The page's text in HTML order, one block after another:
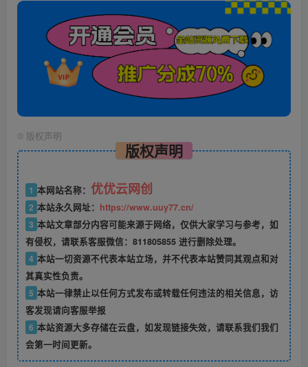
© 版权声明
版权声明
1 本网站名称： 优优云网创
2 本站永久网址： https://www.uuy77.cn/
3 本站文章部分内容可能来源于网络，仅供大家学习与参考，如
有侵权，请联系客服微信：811805855 进行删除处理。
4 本站一切资源不代表本站立场，并不代表本站赞同其观点和对
其真实性负责。
5 本站一律禁止以任何方式发布或转载任何违法的相关信息，访
客发现请向客服举报
6 本站资源大多存储在云盘，如发现链接失效，请联系我们我们
会第一时间更新。